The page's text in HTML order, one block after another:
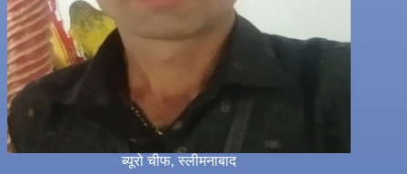
ब्यूरो चीफ, स्लीमनाबाद